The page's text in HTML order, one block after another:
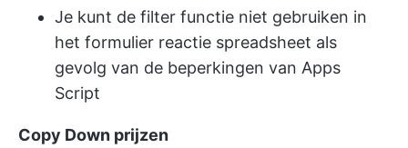
Je kunt de filter functie niet gebruiken in
het formulier reactie spreadsheet als
gevolg van de beperkingen van Apps
Script
Copy Down prijzen